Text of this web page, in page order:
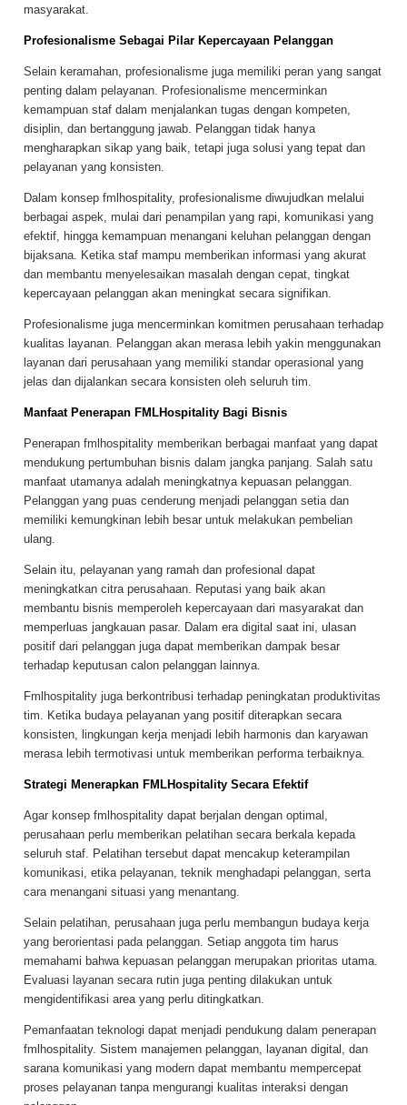
masyarakat.
Profesionalisme Sebagai Pilar Kepercayaan Pelanggan
Selain keramahan, profesionalisme juga memiliki peran yang sangat
penting dalam pelayanan. Profesionalisme mencerminkan
kemampuan staf dalam menjalankan tugas dengan kompeten,
disiplin, dan bertanggung jawab. Pelanggan tidak hanya
mengharapkan sikap yang baik, tetapi juga solusi yang tepat dan
pelayanan yang konsisten.
Dalam konsep fmlhospitality, profesionalisme diwujudkan melalui
berbagai aspek, mulai dari penampilan yang rapi, komunikasi yang
efektif, hingga kemampuan menangani keluhan pelanggan dengan
bijaksana. Ketika staf mampu memberikan informasi yang akurat
dan membantu menyelesaikan masalah dengan cepat, tingkat
kepercayaan pelanggan akan meningkat secara signifikan.
Profesionalisme juga mencerminkan komitmen perusahaan terhadap
kualitas layanan. Pelanggan akan merasa lebih yakin menggunakan
layanan dari perusahaan yang memiliki standar operasional yang
jelas dan dijalankan secara konsisten oleh seluruh tim.
Manfaat Penerapan FMLHospitality Bagi Bisnis
Penerapan fmlhospitality memberikan berbagai manfaat yang dapat
mendukung pertumbuhan bisnis dalam jangka panjang. Salah satu
manfaat utamanya adalah meningkatnya kepuasan pelanggan.
Pelanggan yang puas cenderung menjadi pelanggan setia dan
memiliki kemungkinan lebih besar untuk melakukan pembelian
ulang.
Selain itu, pelayanan yang ramah dan profesional dapat
meningkatkan citra perusahaan. Reputasi yang baik akan
membantu bisnis memperoleh kepercayaan dari masyarakat dan
memperluas jangkauan pasar. Dalam era digital saat ini, ulasan
positif dari pelanggan juga dapat memberikan dampak besar
terhadap keputusan calon pelanggan lainnya.
Fmlhospitality juga berkontribusi terhadap peningkatan produktivitas
tim. Ketika budaya pelayanan yang positif diterapkan secara
konsisten, lingkungan kerja menjadi lebih harmonis dan karyawan
merasa lebih termotivasi untuk memberikan performa terbaiknya.
Strategi Menerapkan FMLHospitality Secara Efektif
Agar konsep fmlhospitality dapat berjalan dengan optimal,
perusahaan perlu memberikan pelatihan secara berkala kepada
seluruh staf. Pelatihan tersebut dapat mencakup keterampilan
komunikasi, etika pelayanan, teknik menghadapi pelanggan, serta
cara menangani situasi yang menantang.
Selain pelatihan, perusahaan juga perlu membangun budaya kerja
yang berorientasi pada pelanggan. Setiap anggota tim harus
memahami bahwa kepuasan pelanggan merupakan prioritas utama.
Evaluasi layanan secara rutin juga penting dilakukan untuk
mengidentifikasi area yang perlu ditingkatkan.
Pemanfaatan teknologi dapat menjadi pendukung dalam penerapan
fmlhospitality. Sistem manajemen pelanggan, layanan digital, dan
sarana komunikasi yang modern dapat membantu mempercepat
proses pelayanan tanpa mengurangi kualitas interaksi dengan